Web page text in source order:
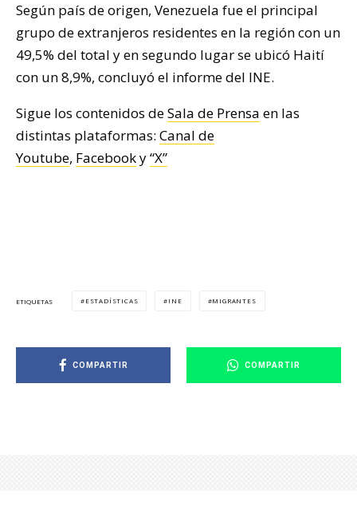
Según país de origen, Venezuela fue el principal
grupo de extranjeros residentes en la región con un
49,5% del total y en segundo lugar se ubicó Haití
con un 8,9%, concluyó el informe del INE.
Sigue los contenidos deSala de Prensa en las
distintas plataformas: Canal de
Youtube, Facebooky“X”
ETIQUETAS ESTADÍSTICAS INE MIGRANTES
COMPARTIR COMPARTIR